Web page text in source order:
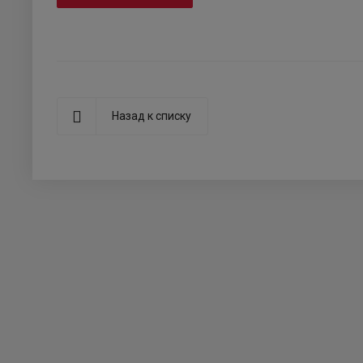
Назад к списку